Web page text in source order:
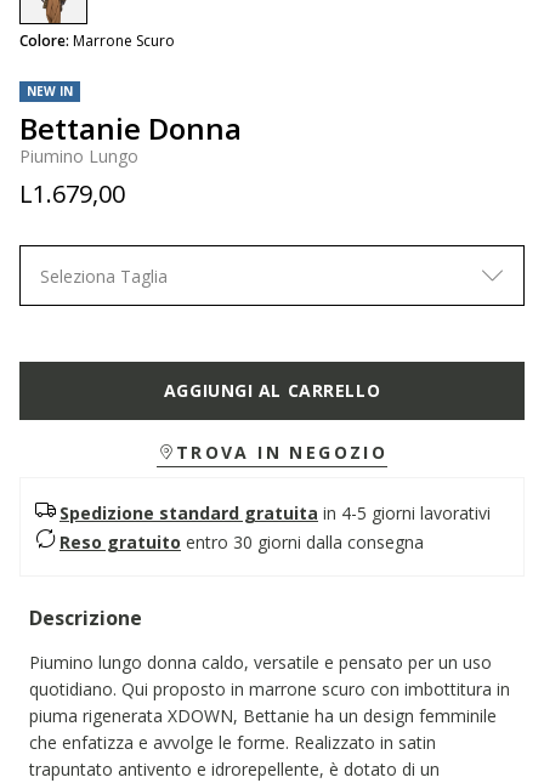
NEW IN
Bettanie Donna
Piumino Lungo
L1.679,00
Colore: Marrone Scuro
selected
Seleziona Taglia
AGGIUNGI AL CARRELLO
TROVA IN NEGOZIO
Spedizione standard gratuita in 4-5 giorni lavorativi
Reso gratuito entro 30 giorni dalla consegna
Descrizione
Piumino lungo donna caldo, versatile e pensato per un uso
quotidiano. Qui proposto in marrone scuro con imbottitura in
piuma rigenerata XDOWN, Bettanie ha un design femminile
che enfatizza e avvolge le forme. Realizzato in satin
trapuntato antivento e idrorepellente, è dotato di un